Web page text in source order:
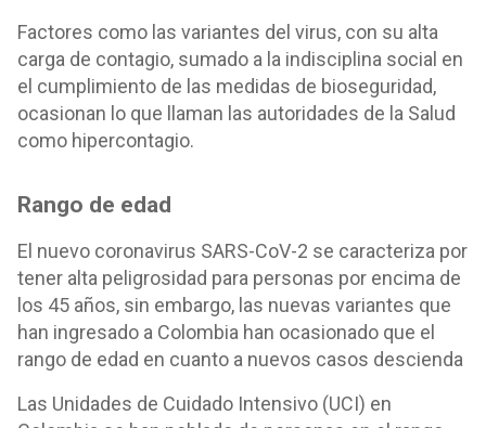
Factores como las variantes del virus, con su alta
carga de contagio, sumado a la indisciplina social en
el cumplimiento de las medidas de bioseguridad,
ocasionan lo que llaman las autoridades de la Salud
como hipercontagio.
Rango de edad
El nuevo coronavirus SARS-CoV-2 se caracteriza por
tener alta peligrosidad para personas por encima de
los 45 años, sin embargo, las nuevas variantes que
han ingresado a Colombia han ocasionado que el
rango de edad en cuanto a nuevos casos descienda
Las Unidades de Cuidado Intensivo (UCI) en